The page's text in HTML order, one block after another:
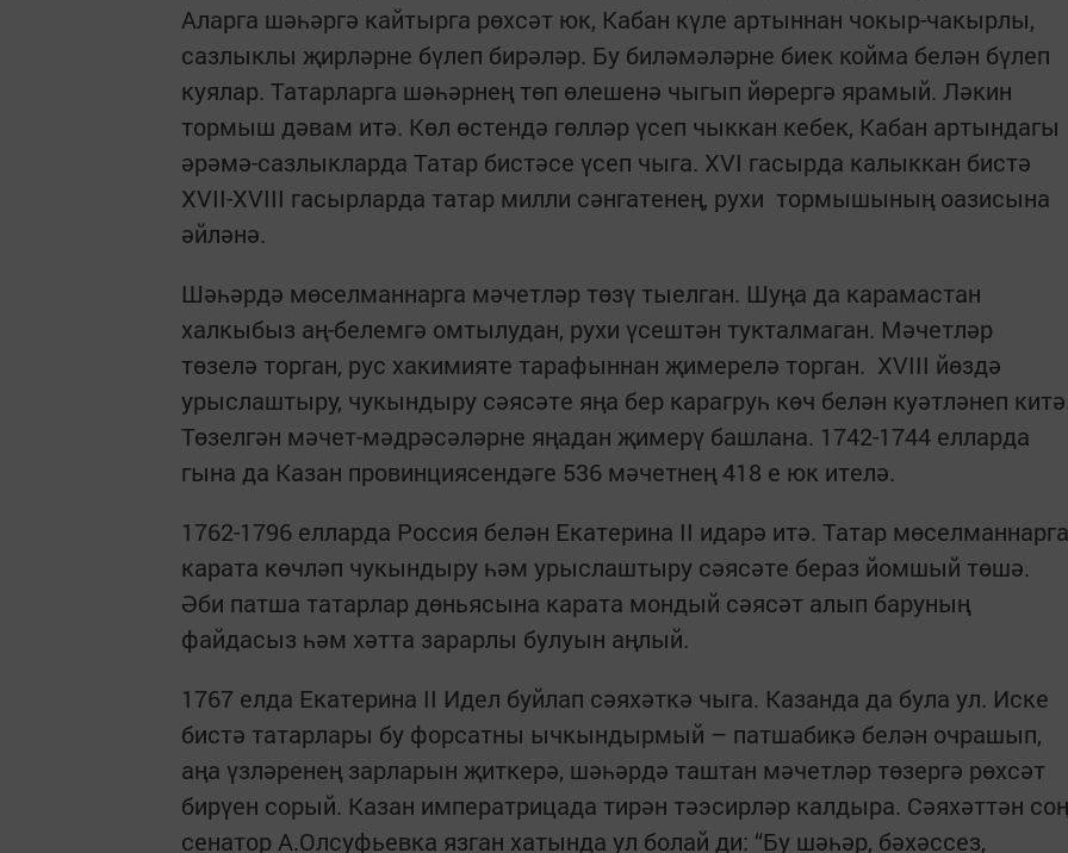
Аларга шәһәргә кайтырга рөхсәт юк, Кабан күле артыннан чокыр-чакырлы,
сазлыклы җирләрне бүлеп бирәләр. Бу биләмәләрне биек койма белән бүлеп
куялар. Татарларга шәһәрнең төп өлешенә чыгып йөрергә ярамый. Ләкин
тормыш дәвам итә. Көл өстендә гөлләр үсеп чыккан кебек, Кабан артындагы
әрәмә-сазлыкларда Татар бистәсе үсеп чыга. XVI гасырда калыккан бистә
XVII-XVIII гасырларда татар милли сәнгатенең, рухи тормышының оазисына
әйләнә.
Шәһәрдә мөселманнарга мәчетләр төзү тыелган. Шуңа да карамастан
халкыбыз аң-белемгә омтылудан, рухи үсештән тукталмаган. Мәчетләр
төзелә торган, рус хакимияте тарафыннан җимерелә торган. XVIII йөздә
урыслаштыру, чукындыру сәясәте яңа бер карагруһ көч белән куәтләнеп
Төзелгән мәчет-мәдрәсәләрне яңадан җимерү башлана. 1742-1744 елларда
гына да Казан провинциясендәге 536 мәчетнең 418 е юк ителә.
1762-1796 елларда Россия белән Екатерина II идарә итә. Татар мөселманнарга
карата көчләп чукындыру һәм урыслаштыру сәясәте бераз йомшый төшә.
Әби патша татарлар дөньясына карата мондый сәясәт алып баруның
файдасыз һәм хәтта зарарлы булуын аңлый.
1767 елда Екатерина II Идел буйлап сәяхәткә чыга. Казанда да була ул. Иске
бистә татарлары бу форсатны ычкындырмый – патшабикә белән очрашып,
аңа үзләренең зарларын җиткерә, шәһәрдә таштан мәчетләр төзергә рөхсәт
бирүен сорый. Казан императрицада тирән тәэсирләр калдыра. Сәяхәттән соң
сенатор А.Олсуфьевка язган хатында ул болай ди: “Бу шәһәр, бәхәссез,